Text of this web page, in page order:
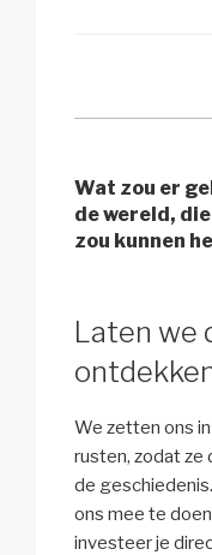
Wat zou er
de wereld,
zou kunnen
Laten we
We zetten ons
rusten, zodat ze
de
ons mee te
investeer je